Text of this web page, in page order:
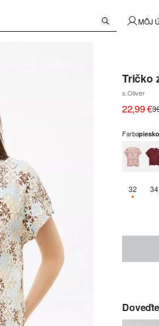
MÔJ
Tričko
s.Oliver
22,99 €
Farba
32
K 34